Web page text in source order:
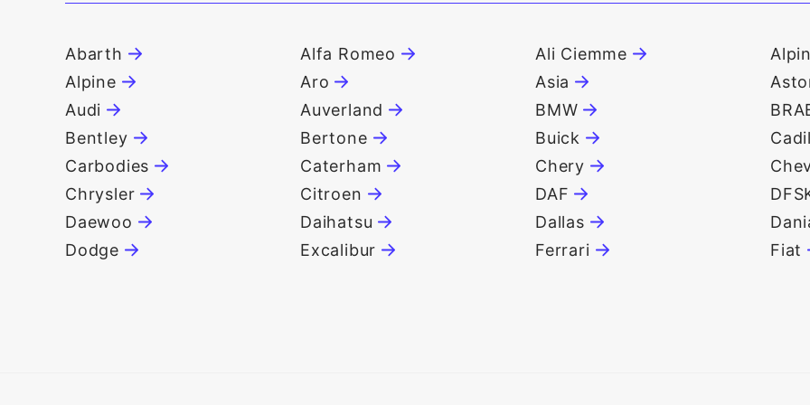
Abarth Alfa Romeo Ali Ciemme
Alpine
Aro Asia
Audi
Auverland BMW
Bentley
Bertone Buick
Carbodies
Caterham Chery
Chrysler
Citroen DAF
Daewoo
Daihatsu Dallas
Dodge
Excalibur Ferrari Fiat